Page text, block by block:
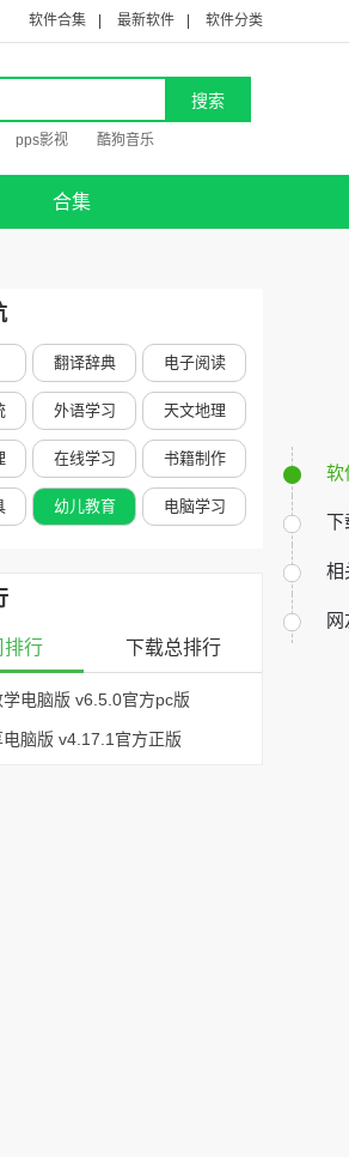
软件合集 最新软件 软件分类
pps影视 酷狗音乐
合集
翻译辞典 电子阅读
外语学习 天文地理
在线学习 书籍制作
幼儿教育 电脑学习
排行 下载总排行
电脑版 v6.5.0官方pc版
127MB /
脑版 v4.17.1官方正版
软
下
相